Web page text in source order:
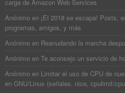
carga de Amazon Web Services
Anónimo en ¡El 2018 se escapa! Posts,
programas, amigos, y más
Anónimo en Reanudando la marcha
Anónimo en Te aconsejo un servicio de
Anónimo en Limitar el uso de CPU de
en GNU/Linux (señales, nice, cpulimit/